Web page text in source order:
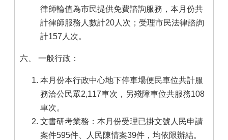
律師輪值為市民提供免費諮詢服務，本月份共
計律師服務人數計20人次；受理市民法律諮詢
計157人次。
六、 一般行政：
本月份本行政中心地下停車場便民車位共計服
務洽公民眾2,117車次，另殘障車位共服務108
車次。
文書研考業務：本月份受理已掛文號人民申請
案件595件、人民陳情案39件，均依限辦結。